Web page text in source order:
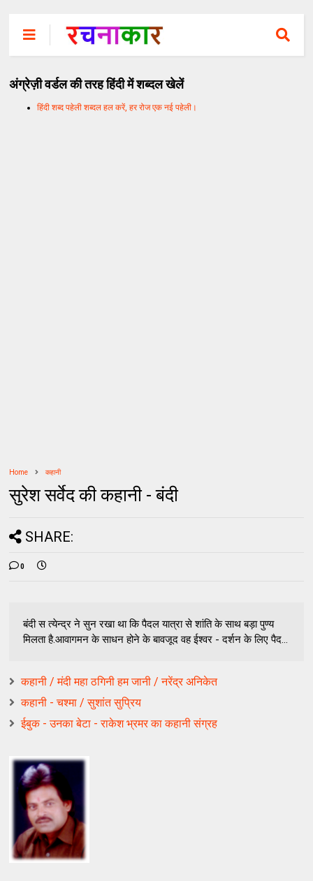
अंग्रेज़ी वर्डल की तरह हिंदी में शब्दल खेलें
हिंदी शब्द पहेली शब्दल हल करें, हर रोज एक नई पहेली।
Home कहानी
सुरेश सर्वेद की कहानी - बंदी
SHARE:
0
बंदी स त्येन्द्र ने सुन रखा था कि पैदल यात्रा से शांति के साथ बड़ा पुण्य
मिलता है.आवागमन के साधन होने के बावजूद वह ईश्वर - दर्शन के लिए पैद...
कहानी / मंदी महा ठगिनी हम जानी / नरेंद्र अनिकेत
कहानी - चश्मा / सुशांत सुप्रिय
ईबुक - उनका बेटा - राकेश भ्रमर का कहानी संग्रह